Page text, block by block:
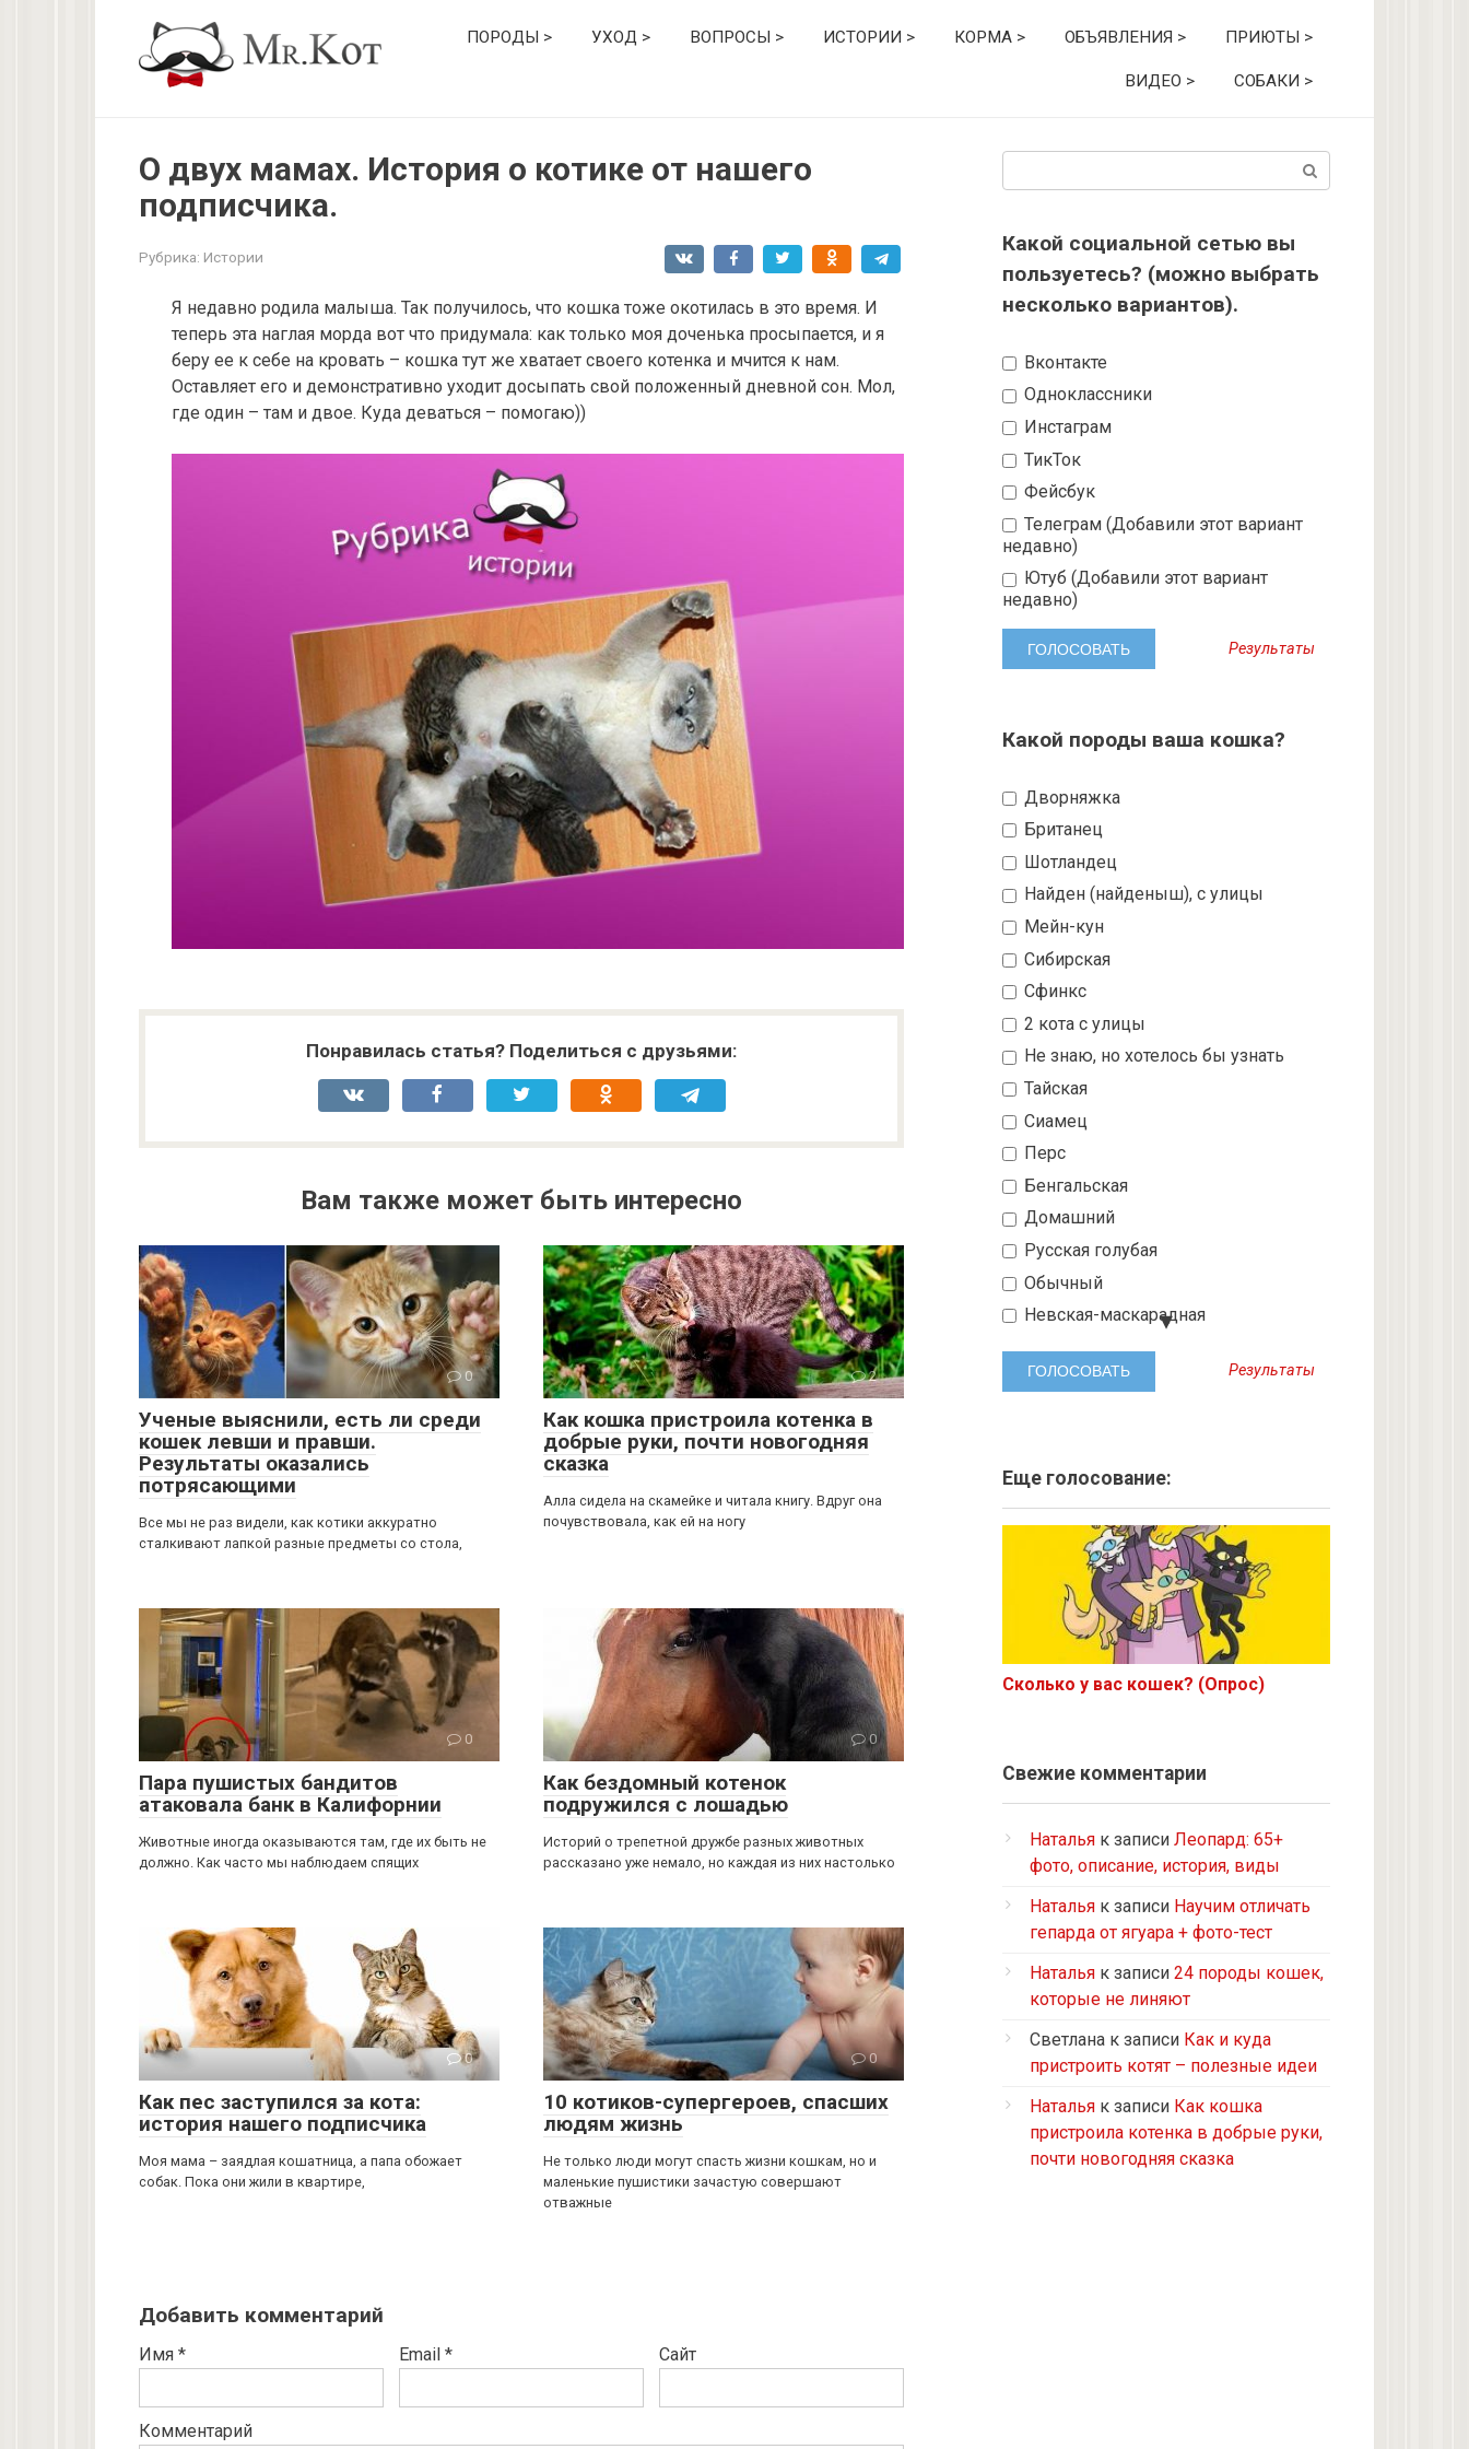
ПОРОДЫ > УХОД > ВОПРОСЫ > ИСТОРИИ > КОРМА > ОБЪЯВЛЕНИЯ > ПРИЮТЫ >
ВИДЕО > СОБАКИ >
О двух мамах. История о котике от нашего
подписчика.
Рубрика: Истории
Я недавно родила малыша. Так получилось, что кошка тоже окотилась в это время. И
теперь эта наглая морда вот что придумала: как только моя доченька просыпается, и я
беру ее к себе на кровать – кошка тут же хватает своего котенка и мчится к нам.
Оставляет его и демонстративно уходит досыпать свой положенный дневной сон. Мол,
где один – там и двое. Куда деваться – помогаю))
Понравилась статья? Поделиться с друзьями:
Вам также может быть интересно
0
Ученые выяснили, есть ли среди
кошек левши и правши.
Результаты оказались
потрясающими
Все мы не раз видели, как котики аккуратно
сталкивают лапкой разные предметы со стола,
2
Как кошка пристроила котенка в
добрые руки, почти новогодняя
сказка
Алла сидела на скамейке и читала книгу. Вдруг она
почувствовала, как ей на ногу
0
Пара пушистых бандитов
атаковала банк в Калифорнии
Животные иногда оказываются там, где их быть не
должно. Как часто мы наблюдаем спящих
0
Как бездомный котенок
подружился с лошадью
Историй о трепетной дружбе разных животных
рассказано уже немало, но каждая из них настолько
0
Как пес заступился за кота:
история нашего подписчика
Моя мама – заядлая кошатница, а папа обожает
собак. Пока они жили в квартире,
0
10 котиков-супергероев, спасших
людям жизнь
Не только люди могут спасть жизни кошкам, но и
маленькие пушистики зачастую совершают
отважные
Добавить комментарий
Имя * Email * Сайт
Комментарий
Какой социальной сетью вы
пользуетесь? (можно выбрать
несколько вариантов).
Вконтакте
Одноклассники
Инстаграм
ТикТок
Фейсбук
Телеграм (Добавили этот вариант
недавно)
Ютуб (Добавили этот вариант
недавно)
Результаты
Какой породы ваша кошка?
Дворняжка
Британец
Шотландец
Найден (найденыш), с улицы
Мейн-кун
Сибирская
Сфинкс
2 кота с улицы
Не знаю, но хотелось бы узнать
Тайская
Сиамец
Перс
Бенгальская
Домашний
Русская голубая
Обычный
Невская-маскарадная
Шотландский вислоухий
Абиссинская
Ангорская
Курильский бобтейл
Рыжий
6 с улицы
Корниш-рекс
Ориентал
Норвежская лесная
на улице котенком подобрала
Кот и кошка с улицы
Нибелунг
Европейская короткошерстная
Рэгдолл
Турецкий ван
5 кошек и 2 кота, все с улицы, но
2 кошки с улицы
Бомбейская
Табби дворовая
Из приюта
Результаты
Еще голосование:
Сколько у вас кошек? (Опрос)
Свежие комментарии
Наталья к записи Леопард: 65+
фото, описание, история, виды
Наталья к записи Научим отличать
гепарда от ягуара + фото-тест
Наталья к записи 24 породы кошек,
которые не линяют
Светлана к записи Как и куда
пристроить котят – полезные идеи
Наталья к записи Как кошка
пристроила котенка в добрые руки,
почти новогодняя сказка